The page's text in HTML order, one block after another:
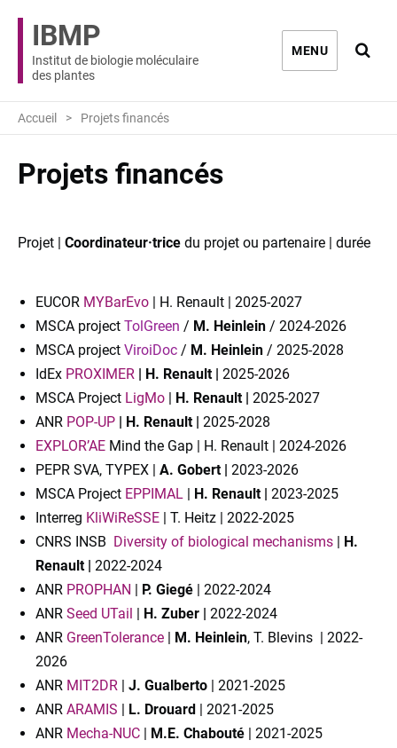
IBMP
Institut de biologie moléculaire
des plantes
MENU
Accueil Projets financés
Projets financés
Projet | Coordinateur·trice du projet ou partenaire | durée
EUCOR MYBarEvo | H. Renault | 2025-2027
MSCA project TolGreen / M. Heinlein / 2024-2026
MSCA project ViroiDoc / M. Heinlein / 2025-2028
IdEx PROXIMER | H. Renault | 2025-2026
MSCA Project LigMo | H. Renault | 2025-2027
ANR POP-UP | H. Renault | 2025-2028
EXPLOR’AE Mind the Gap | H. Renault | 2024-2026
PEPR SVA, TYPEX | A. Gobert | 2023-2026
MSCA Project EPPIMAL | H. Renault | 2023-2025
Interreg KliWiReSSE | T. Heitz | 2022-2025
CNRS INSB Diversity of biological mechanisms | H.
Renault | 2022-2024
ANR PROPHAN | P. Giegé | 2022-2024
ANR Seed UTail | H. Zuber | 2022-2024
ANR GreenTolerance | M. Heinlein, T. Blevins | 2022-
2026
ANR MIT2DR | J. Gualberto | 2021-2025
ANR ARAMIS | L. Drouard | 2021-2025
ANR Mecha-NUC | M.E. Chabouté | 2021-2025